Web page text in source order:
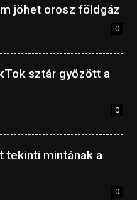
jöhet orosz földgáz
0
sztár győzött a
0
tekinti mintának a
0